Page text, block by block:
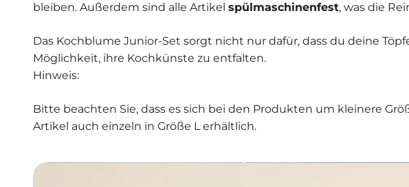
bleiben. Außerdem sind alle Artikel spülmaschinenfest, was die
Das Kochblume Junior-Set sorgt nicht nur dafür, dass du deine
Möglichkeit, ihre Kochkünste zu entfalten.
Hinweis:
Bitte beachten Sie, dass es sich bei den Produkten um kleinere
Artikel auch einzeln in Größe L erhältlich.